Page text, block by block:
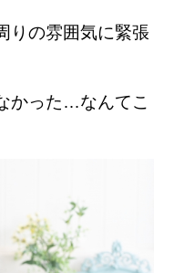
りの雰囲気に緊張
かった…なんてこ